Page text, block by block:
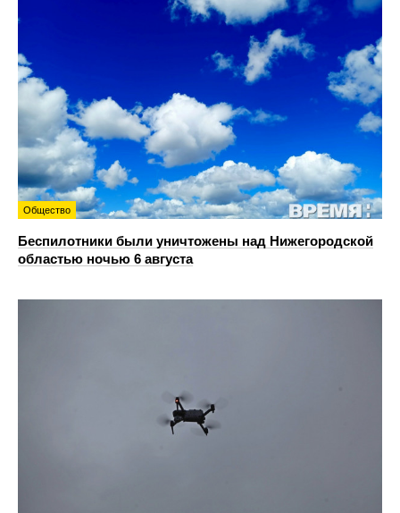
Общество
Беспилотники были уничтожены над Нижегородской
областью ночью 6 августа